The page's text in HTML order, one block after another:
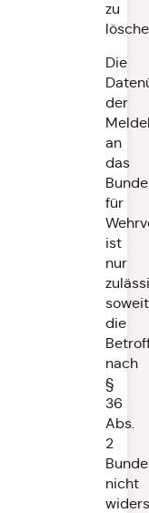
zu
Die
der
an
das
für
ist
nur
soweit
die
nach
§
36
Abs.
2
nicht